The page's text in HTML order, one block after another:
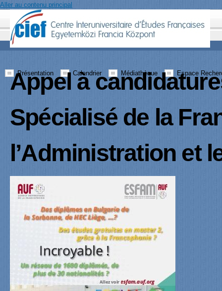
Aller au contenu principal
Présentation Calendrier Médiathèque Espace
Appel à
Spécialisé de la
l’Administration et